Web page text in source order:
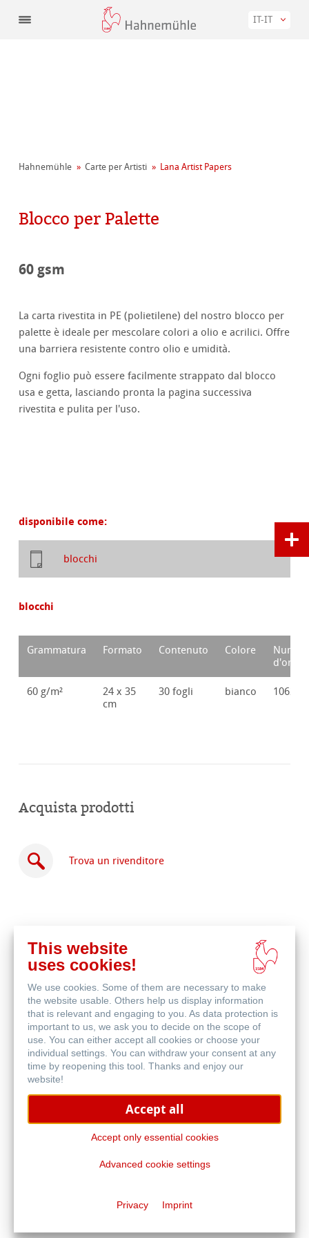
IT-IT
Hahnemühle Carte per Artisti Lana Artist Papers
Blocco per Palette
60 gsm
La carta rivestita in PE (polietilene) del nostro blocco per
palette è ideale per mescolare colori a olio e acrilici. Offre
una barriera resistente contro olio e umidità.
Ogni foglio può essere facilmente strappato dal blocco
usa e getta, lasciando pronta la pagina successiva
rivestita e pulita per l'uso.
disponibile come:
blocchi
blocchi
Grammatura Formato Contenuto Colore
60 g/m²
24 x 35
cm
30 fogli bianco
Acquista prodotti
Trova un rivenditore
Acquista
online
This website
uses cookies!
We use cookies. Some of them are necessary to make
the website usable. Others help us display information
that is relevant and engaging to you. As data protection is
important to us, we ask you to decide on the scope of
use. You can either accept all cookies or choose your
individual settings. You can withdraw your consent at any
time by reopening this tool. Thanks and enjoy our
website!
Accept all
Accept only essential cookies
Advanced cookie settings
Privacy Imprint